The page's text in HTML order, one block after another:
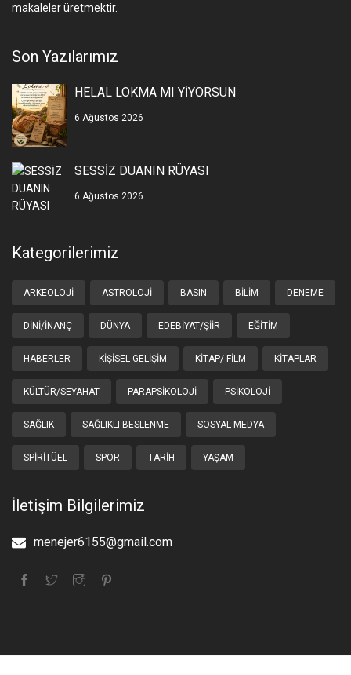
makaleler üretmektir.
Son Yazılarımız
HELAL LOKMA MI YİYORSUN
6 Ağustos 2026
SESSİZ DUANIN RÜYASI
6 Ağustos 2026
Kategorilerimiz
ARKEOLOJI ASTROLOJI BASIN BILIM DENEME
DINI/İNANÇ DÜNYA EDEBIYAT/ŞIIR EĞITIM
HABERLER KIŞISEL GELIŞIM KITAP/ FILM KITAPLAR
KÜLTÜR/SEYAHAT PARAPSIKOLOJI PSIKOLOJI
SAĞLIK SAĞLIKLI BESLENME SOSYAL MEDYA
SPIRITÜEL SPOR TARIH YAŞAM
İletişim Bilgilerimiz
menejer6155@gmail.com